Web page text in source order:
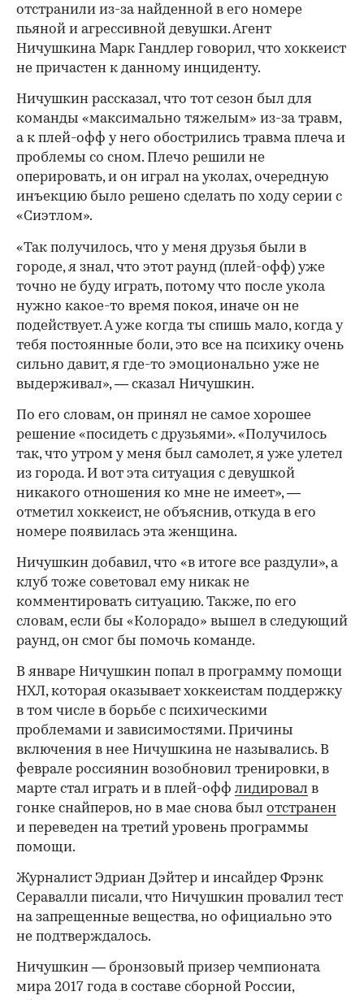
отстранили из-за найденной в его номере
пьяной и агрессивной девушки. Агент
Ничушкина Марк Гандлер говорил, что хоккеист
не причастен к данному инциденту.
Ничушкин рассказал, что тот сезон был для
команды «максимально тяжелым» из-за травм,
а к плей-офф у него обострились травма плеча и
проблемы со сном. Плечо решили не
оперировать, и он играл на уколах, очередную
инъекцию было решено сделать по ходу серии с
«Сиэтлом».
«Так получилось, что у меня друзья были в
городе, я знал, что этот раунд (плей-офф) уже
точно не буду играть, потому что после укола
нужно какое-то время покоя, иначе он не
подействует. А уже когда ты спишь мало, когда у
тебя постоянные боли, это все на психику очень
сильно давит, я где-то эмоционально уже не
выдерживал», — сказал Ничушкин.
По его словам, он принял не самое хорошее
решение «посидеть с друзьями». «Получилось
так, что утром у меня был самолет, я уже улетел
из города. И вот эта ситуация с девушкой
никакого отношения ко мне не имеет», —
отметил хоккеист, не объяснив, откуда в его
номере появилась эта женщина.
Ничушкин добавил, что «в итоге все раздули», а
клуб тоже советовал ему никак не
комментировать ситуацию. Также, по его
словам, если бы «Колорадо» вышел в следующий
раунд, он смог бы помочь команде.
В январе Ничушкин попал в программу помощи
НХЛ, которая оказывает хоккеистам поддержку
в том числе в борьбе с психическими
проблемами и зависимостями. Причины
включения в нее Ничушкина не назывались. В
феврале россиянин возобновил тренировки, в
марте стал играть и в плей-офф лидировал в
гонке снайперов, но в мае снова был отстранен
и переведен на третий уровень программы
помощи.
Журналист Эдриан Дэйтер и инсайдер Фрэнк
Серавалли писали, что Ничушкин провалил тест
на запрещенные вещества, но официально это
не подтверждалось.
Ничушкин — бронзовый призер чемпионата
мира 2017 года в составе сборной России,